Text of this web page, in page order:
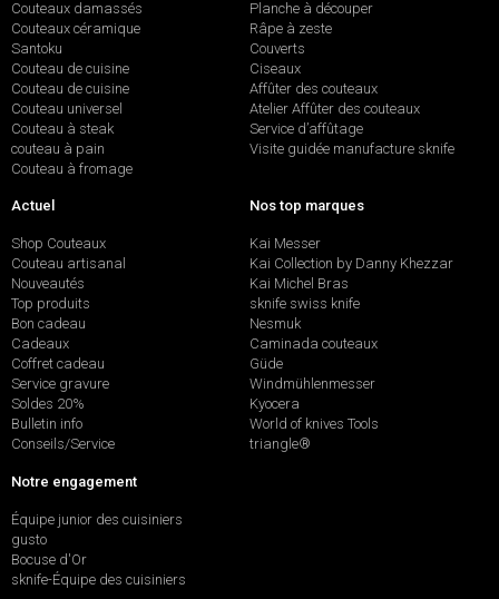
Couteaux damassés
Couteaux céramique
Santoku
Couteau de cuisine
Couteau de cuisine
Couteau universel
Couteau à steak
couteau à pain
Couteau à fromage
Planche à découper
Râpe à zeste
Couverts
Ciseaux
Affûter des couteaux
Atelier Affûter des couteaux
Service d’affûtage
Visite guidée manufacture sknife
Actuel
Shop Couteaux
Couteau artisanal
Nouveautés
Top produits
Bon cadeau
Cadeaux
Coffret cadeau
Service gravure
Soldes 20%
Bulletin info
Conseils/Service
Nos top marques
Kai Messer
Kai Collection by Danny Khezzar
Kai Michel Bras
sknife swiss knife
Nesmuk
Caminada couteaux
Güde
Windmühlenmesser
Kyocera
World of knives Tools
triangle®
Notre engagement
Équipe junior des cuisiniers
gusto
Bocuse d'Or
sknife-Équipe des cuisiniers